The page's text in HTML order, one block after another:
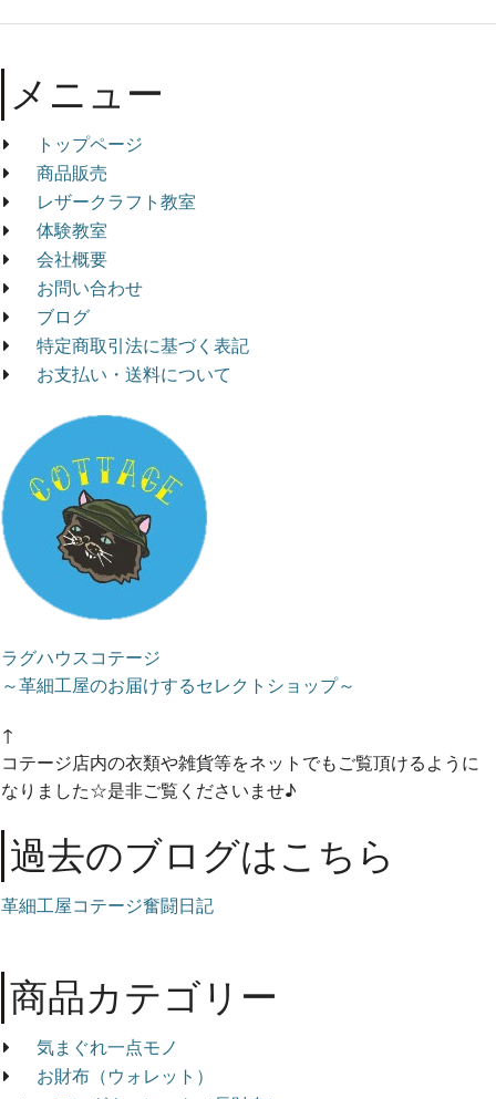
メニュー
トップページ
商品販売
レザークラフト教室
体験教室
会社概要
お問い合わせ
ブログ
特定商取引法に基づく表記
お支払い・送料について
ラグハウスコテージ
～革細工屋のお届けするセレクトショップ～
↑
コテージ店内の衣類や雑貨等をネットでもご覧頂けるように
なりました☆是非ご覧くださいませ♪
過去のブログはこちら
革細工屋コテージ奮闘日記
商品カテゴリー
気まぐれ一点モノ
お財布（ウォレット）